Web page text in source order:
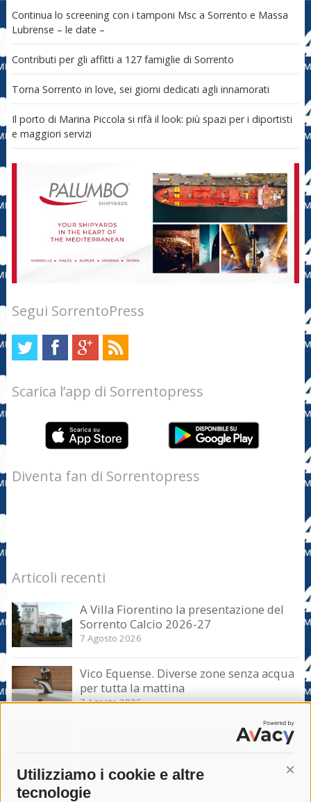
Utilizziamo i cookie e altre
tecnologie
Continua lo screening con i tamponi Msc a Sorrento e Massa
Lubrense – le date –
Contributi per gli affitti a 127 famiglie di Sorrento
Torna Sorrento in love, sei giorni dedicati agli innamorati
Il porto di Marina Piccola si rifà il look: più spazi per i diportisti
e maggiori servizi
Segui SorrentoPress
Scarica l’app di Sorrentopress
Diventa fan di Sorrentopress
Articoli recenti
A Villa Fiorentino la presentazione del
Sorrento Calcio 2026-27
7 Agosto 2026
Vico Equense. Diverse zone senza acqua
per tutta la mattina
7 Agosto 2026
Traffico da bollino nero, statale
Sorrentina sorvegliata speciale